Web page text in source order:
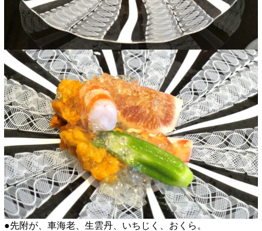
●先附が、車海老、生雲丹、いちじく、おくら。